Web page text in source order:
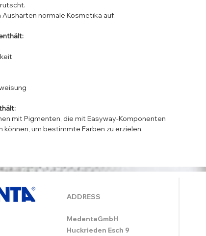
normale Kosmetika auf.
mit Pigmenten, die mit Easyway-Komponenten
können, um bestimmte Farben zu erzielen.
ADDRESS
MedentaGmbH
Huckrieden Esch 9